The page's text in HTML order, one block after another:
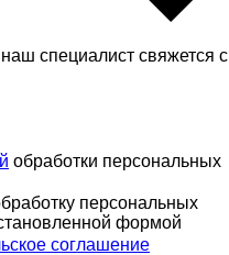
специалист свяжется с
обработки персональных
персональных
формой
соглашение